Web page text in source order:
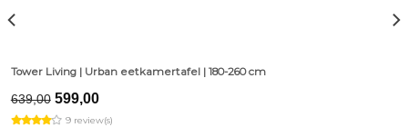
Tower Living | Urban eetkamertafel | 180-260 cm
639,00 Original
price
was:
599,00Current
is:
9 review(s)